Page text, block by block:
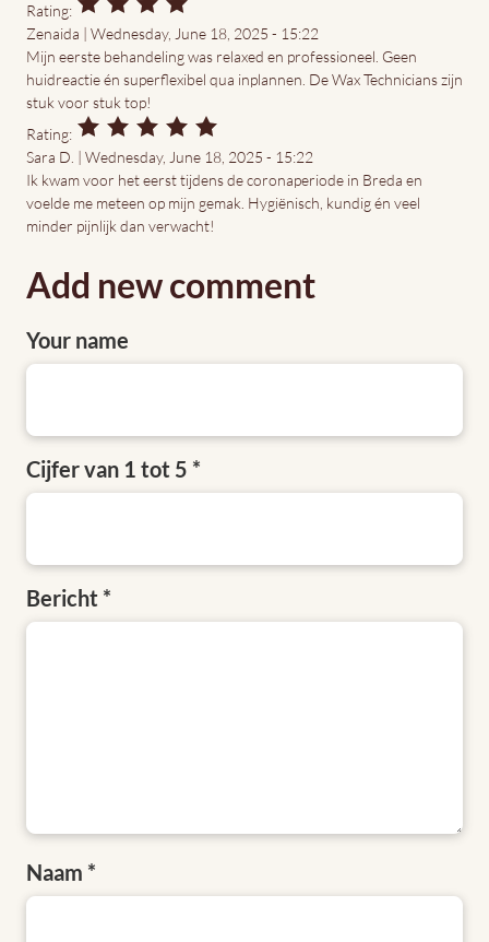
Rating:
Zenaida | Wednesday, June 18, 2025 - 15:22
Mijn eerste behandeling was relaxed en professioneel. Geen
huidreactie én superflexibel qua inplannen. De Wax Technicians zijn
stuk voor stuk top!
Rating:
Sara D. | Wednesday, June 18, 2025 - 15:22
Ik kwam voor het eerst tijdens de coronaperiode in Breda en
voelde me meteen op mijn gemak. Hygiënisch, kundig én veel
minder pijnlijk dan verwacht!
Add new comment
Your name
Cijfer van 1 tot 5
Bericht
Naam